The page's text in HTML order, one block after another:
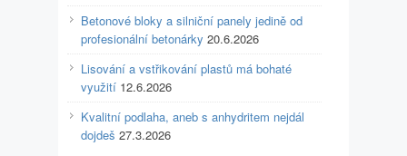
Betonové bloky a silniční panely jedině od
profesionální betonárky 20.6.2026
Lisování a vstřikování plastů má bohaté
využití 12.6.2026
Kvalitní podlaha, aneb s anhydritem nejdál
dojdeš 27.3.2026